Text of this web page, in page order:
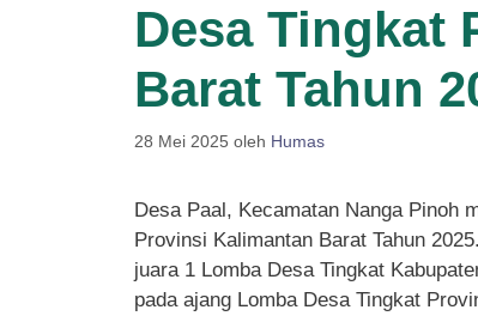
Desa Tingkat
Barat Tahun
28 Mei 2025 oleh Humas
Desa Paal, Kecamatan Nanga Pinoh
Provinsi Kalimantan Barat Tahun
juara 1 Lomba Desa Tingkat
pada ajang Lomba Desa Tingkat